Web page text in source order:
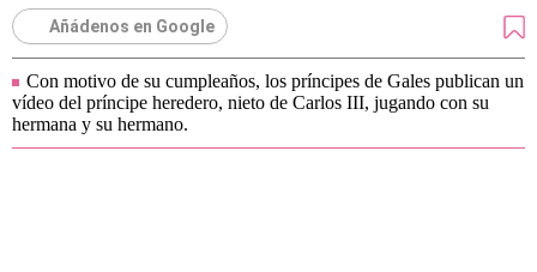
Añádenos en Google
Con motivo de su cumpleaños, los príncipes de Gales publican un
vídeo del príncipe heredero, nieto de Carlos III, jugando con su
hermana y su hermano.